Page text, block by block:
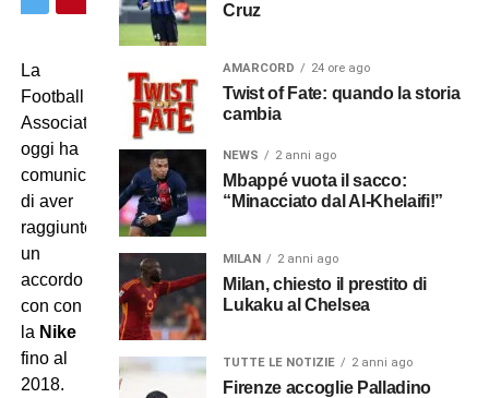
La
Football
Association
oggi ha
comunicato
di aver
raggiunto
un
accordo
con con
la Nike
fino al
2018.
Cruz
AMARCORD 24 ore ago
Twist of Fate: quando la storia
cambia
NEWS 2 anni ago
Mbappé vuota il sacco:
“Minacciato dal Al-Khelaifi!”
MILAN 2 anni ago
Milan, chiesto il prestito di
Lukaku al Chelsea
TUTTE LE NOTIZIE 2 anni ago
Firenze accoglie Palladino